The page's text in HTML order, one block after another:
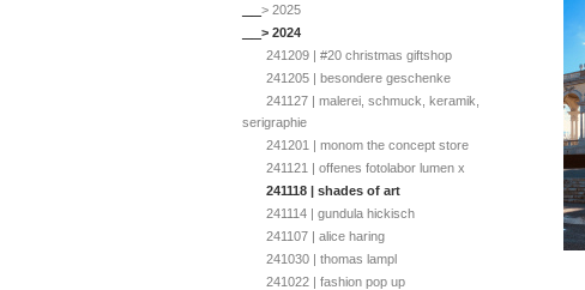
> 2025
> 2024
241209 | #20 christmas giftshop
241205 | besondere geschenke
241127 | malerei, schmuck, keramik,
serigraphie
241201 | monom the concept store
241121 | offenes fotolabor lumen x
241118 | shades of art
241114 | gundula hickisch
241107 | alice haring
241030 | thomas lampl
241022 | fashion pop up